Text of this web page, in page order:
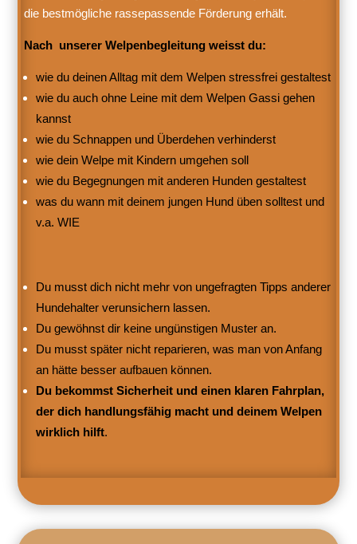
die bestmögliche rassepassende Förderung erhält.
Nach unserer Welpenbegleitung weisst du:
wie du deinen Alltag mit dem Welpen stressfrei gestaltest
wie du auch ohne Leine mit dem Welpen Gassi gehen
kannst
wie du Schnappen und Überdehen verhinderst
wie dein Welpe mit Kindern umgehen soll
wie du Begegnungen mit anderen Hunden gestaltest
was du wann mit deinem jungen Hund üben solltest und
v.a. WIE
Du musst dich nicht mehr von ungefragten Tipps anderer
Hundehalter verunsichern lassen.
Du gewöhnst dir keine ungünstigen Muster an.
Du musst später nicht reparieren, was man von Anfang
an hätte besser aufbauen können.
Du bekommst Sicherheit und einen klaren Fahrplan,
der dich handlungsfähig macht und deinem Welpen
wirklich hilft.